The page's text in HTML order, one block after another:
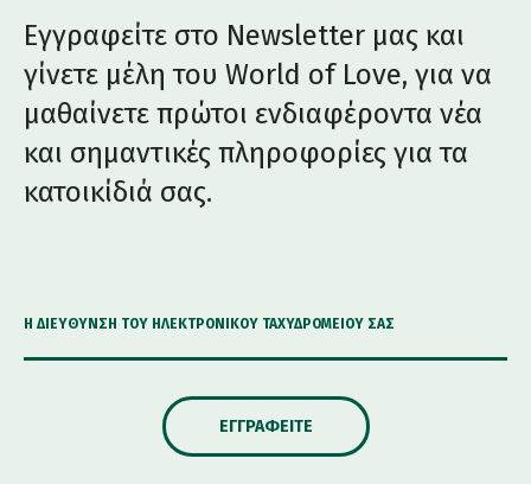
Εγγραφείτε στο Newsletter μας και
γίνετε μέλη του World of Love, για να
μαθαίνετε πρώτοι ενδιαφέροντα νέα
και σημαντικές πληροφορίες για τα
κατοικίδιά σας.
Η ΔΙΕΎΘΥΝΣΗ ΤΟΥ ΗΛΕΚΤΡΟΝΙΚΟΎ ΤΑΧΥΔΡΟΜΕΊΟΥ ΣΑΣ
ΕΓΓΡΑΦΕΊΤΕ